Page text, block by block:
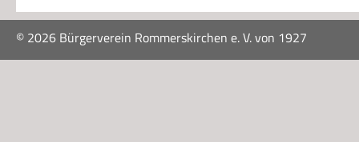
© 2026 Bürgerverein Rommerskirchen e. V. von 1927